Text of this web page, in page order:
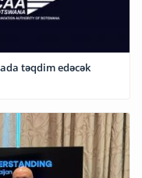
təqdim edəcək